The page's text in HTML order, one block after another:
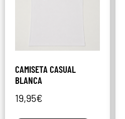
CAMISETA CASUAL
BLANCA
19,95€